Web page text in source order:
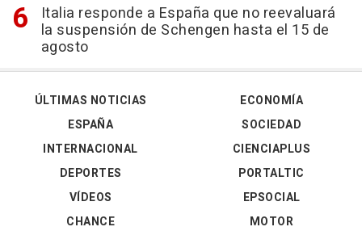
Italia responde a España que no reevaluará
la suspensión de Schengen hasta el 15 de
agosto
ÚLTIMAS NOTICIAS
ESPAÑA
INTERNACIONAL
DEPORTES
VÍDEOS
ECONOMÍA
SOCIEDAD
CIENCIAPLUS
PORTALTIC
EPSOCIAL
CHANCE
MOTOR